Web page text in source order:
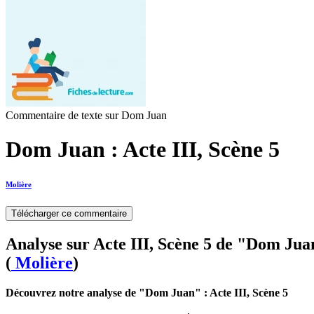
Commentaire de texte sur Dom Juan
Dom Juan : Acte III, Scène 5
Molière
Télécharger ce commentaire
Analyse sur Acte III, Scène 5 de "Dom
( Molière)
Découvrez notre analyse de "Dom Juan" : Acte III, Scène 5